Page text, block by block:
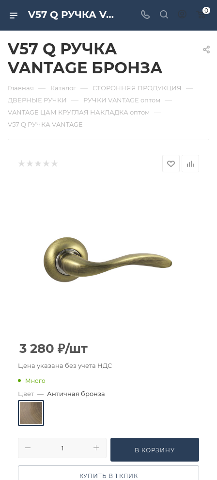
V57 Q РУЧКА VANTAGE БРОНЗА. Дверная и мебельная фурнитура САМИР-КИЛИТ | Оптовые поставки 0
V57 Q РУЧКА
VANTAGE БРОНЗА
Главная — Каталог — СТОРОННЯЯ ПРОДУКЦИЯ —
ДВЕРНЫЕ РУЧКИ — РУЧКИ VANTAGE оптом —
VANTAGE ЦАМ КРУГЛАЯ НАКЛАДКА оптом —
V57 Q РУЧКА VANTAGE
3 280 ₽/шт
Цена указана без учета НДС
Много
Цвет — Античная бронза
В КОРЗИНУ
КУПИТЬ В 1 КЛИК